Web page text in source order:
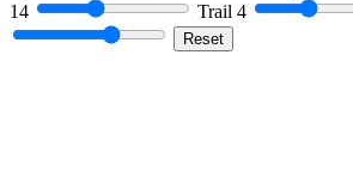
14
Trail 4
Reset